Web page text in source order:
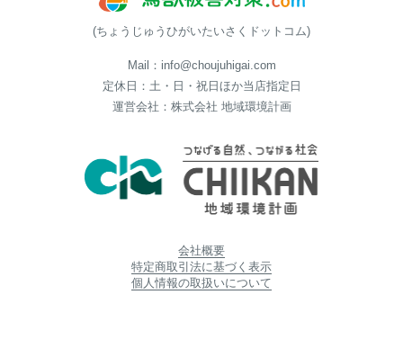
(ちょうじゅうひがいたいさくドットコム)
Mail：info@choujuhigai.com
定休日：土・日・祝日ほか当店指定日
運営会社：株式会社 地域環境計画
会社概要
特定商取引法に基づく表示
個人情報の取扱いについて